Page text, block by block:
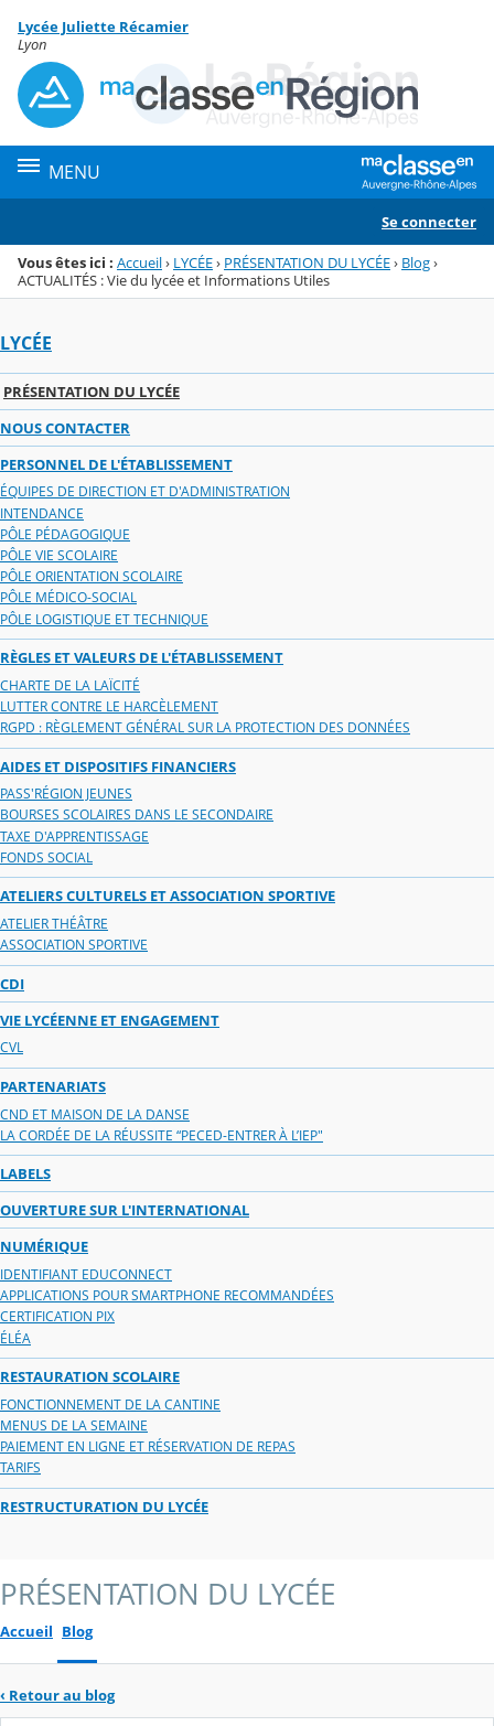
Menu de la rubrique
Contenu
Lycée Juliette Récamier
Lyon
MENU
Se connecter
Vous êtes ici : Accueil› LYCÉE› PRÉSENTATION DU LYCÉE› Blog›
ACTUALITÉS : Vie du lycée et Informations Utiles
LYCÉE
PRÉSENTATION DU LYCÉE
NOUS CONTACTER
PERSONNEL DE L'ÉTABLISSEMENT
ÉQUIPES DE DIRECTION ET D'ADMINISTRATION
INTENDANCE
PÔLE PÉDAGOGIQUE
PÔLE VIE SCOLAIRE
PÔLE ORIENTATION SCOLAIRE
PÔLE MÉDICO-SOCIAL
PÔLE LOGISTIQUE ET TECHNIQUE
RÈGLES ET VALEURS DE L'ÉTABLISSEMENT
CHARTE DE LA LAÏCITÉ
LUTTER CONTRE LE HARCÈLEMENT
RGPD : RÈGLEMENT GÉNÉRAL SUR LA PROTECTION DES DONNÉES
AIDES ET DISPOSITIFS FINANCIERS
PASS'RÉGION JEUNES
BOURSES SCOLAIRES DANS LE SECONDAIRE
TAXE D'APPRENTISSAGE
FONDS SOCIAL
ATELIERS CULTURELS ET ASSOCIATION SPORTIVE
ATELIER THÉÂTRE
ASSOCIATION SPORTIVE
CDI
VIE LYCÉENNE ET ENGAGEMENT
CVL
PARTENARIATS
CND ET MAISON DE LA DANSE
LA CORDÉE DE LA RÉUSSITE “PECED-ENTRER À L’IEP"
LABELS
OUVERTURE SUR L'INTERNATIONAL
NUMÉRIQUE
IDENTIFIANT EDUCONNECT
APPLICATIONS POUR SMARTPHONE RECOMMANDÉES
CERTIFICATION PIX
ÉLÉA
RESTAURATION SCOLAIRE
FONCTIONNEMENT DE LA CANTINE
MENUS DE LA SEMAINE
PAIEMENT EN LIGNE ET RÉSERVATION DE REPAS
TARIFS
RESTRUCTURATION DU LYCÉE
PRÉSENTATION DU LYCÉE
Accueil Blog
‹ Retour au blog